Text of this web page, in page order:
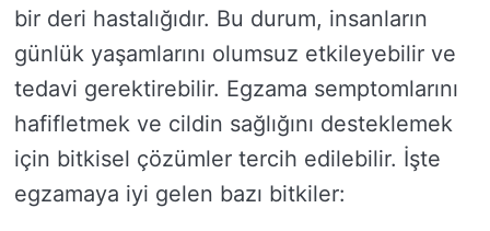
bir deri hastalığıdır. Bu durum, insanların
günlük yaşamlarını olumsuz etkileyebilir ve
tedavi gerektirebilir. Egzama semptomlarını
hafifletmek ve cildin sağlığını desteklemek
için bitkisel çözümler tercih edilebilir. İşte
egzamaya iyi gelen bazı bitkiler: